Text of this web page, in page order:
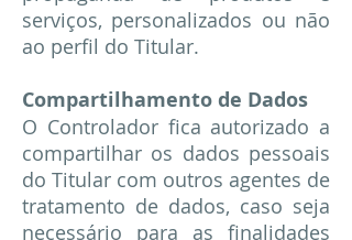
serviços, personalizados ou não
ao perfil do Titular.
Compartilhamento de Dados
O Controlador fica autorizado a
compartilhar os dados pessoais
do Titular com outros agentes de
tratamento de dados, caso seja
necessário para as finalidades